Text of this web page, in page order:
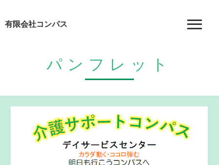
有限会社コンパス
パンフレット